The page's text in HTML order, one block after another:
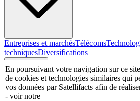
Entreprises et marchésTélécoms
techniquesDiversifications
En poursuivant votre navigation sur ce
de cookies et technologies similaires qui
vos données par Satellifacts afin de
- voir notre